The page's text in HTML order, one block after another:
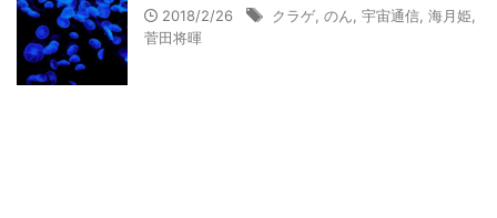
2018/2/26 クラゲ のん 宇宙通信 海月姫
菅田将暉